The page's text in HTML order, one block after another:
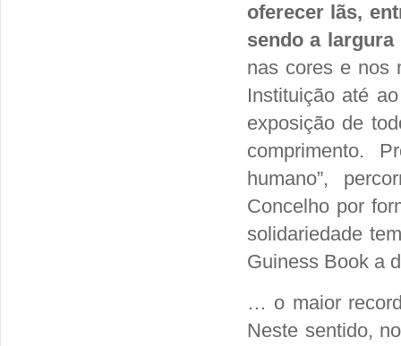
oferecer lãs,
sendo a largura
nas cores e nos
Instituição até
exposição de
comprimento.
humano”,
Concelho por
solidariedade
Guiness Book a
… o maior
Neste sentido,